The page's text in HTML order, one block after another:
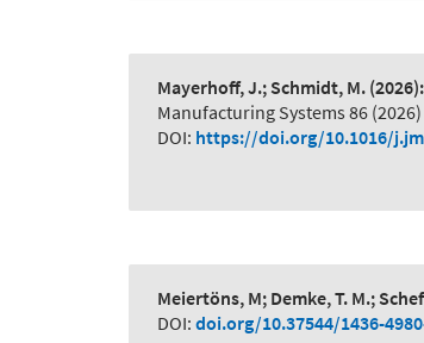
Mayerhoff, J.; Schmidt, M. (2026):
Manufacturing Systems 86
DOI: https://doi.org/10.1016/
Meiertöns, M; Demke, T. M.;
DOI: doi.org/10.37544/1436-